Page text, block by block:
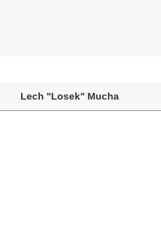
Lech "Losek" Mucha